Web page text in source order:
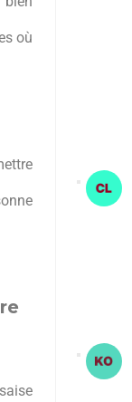
où